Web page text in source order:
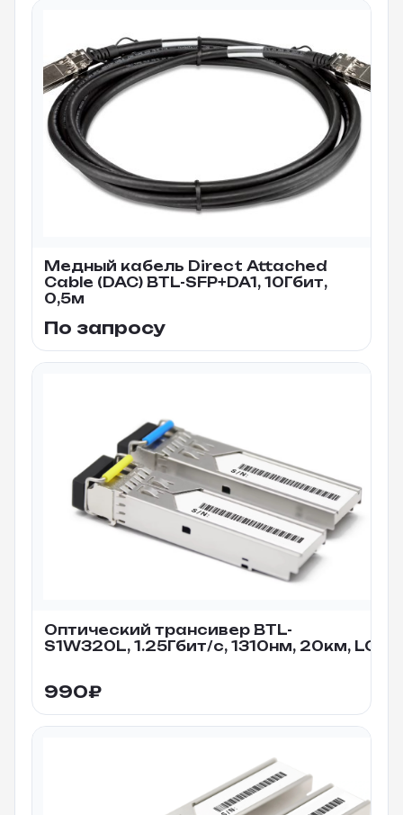
Медный кабель Direct Attached
Cable (DAC) BTL-SFP+DA1, 10Гбит,
0,5м
По запросу
Оптический трансивер BTL-
S1W320L, 1.25Гбит/c, 1310нм, 20км, LC
990₽